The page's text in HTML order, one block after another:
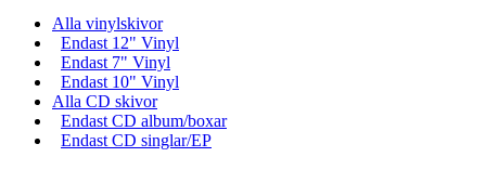
Alla vinylskivor
Endast 12" Vinyl
Endast 7" Vinyl
Endast 10" Vinyl
Alla CD skivor
Endast CD album/boxar
Endast CD singlar/EP